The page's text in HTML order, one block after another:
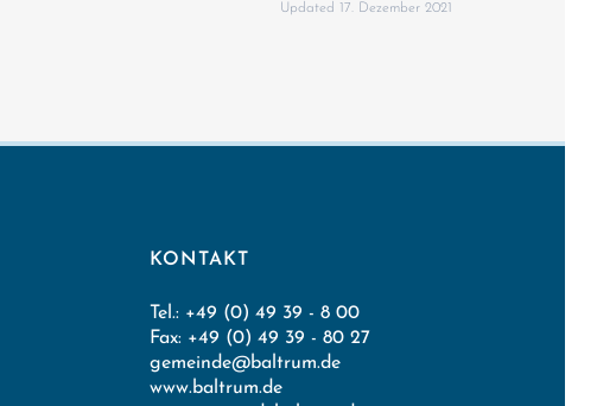
Updated 17. Dezember 2021
KONTAKT
Tel.: +49 (0) 49 39 - 8 00
Fax: +49 (0) 49 39 - 80 27
gemeinde@baltrum.de
www.baltrum.de